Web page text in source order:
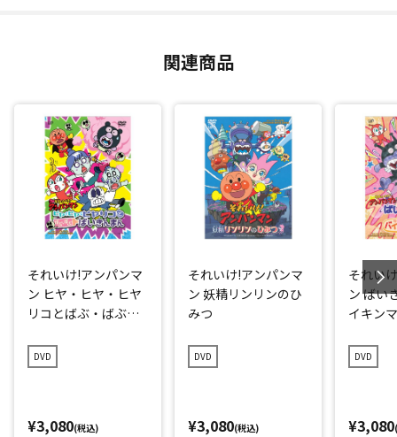
関連商品
それいけ!アンパンマ
ン ヒヤ・ヒヤ・ヒヤ
リコとばぶ・ばぶ・
DVD
¥3,080(税込)
それいけ!アンパンマ
ン 妖精リンリンのひ
みつ
DVD
¥3,080(税込)
それい
ン ばい
イキン
DVD
¥3,080